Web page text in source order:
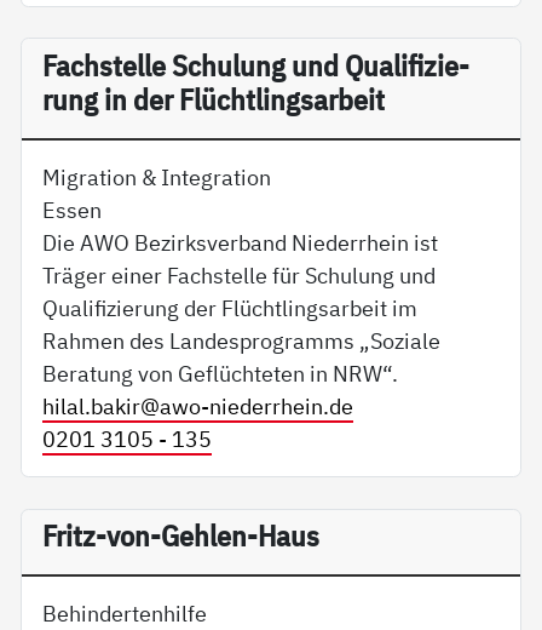
Fach­s­tel­le Schu­lung und Qua­li­fi­zie­
rung in der Flücht­lings­ar­beit
Migration & Integration
Essen
Die AWO Bezirksverband Niederrhein ist
Träger einer Fachstelle für Schulung und
Qualifizierung der Flüchtlingsarbeit im
Rahmen des Landesprogramms „Soziale
Beratung von Geflüchteten in NRW“.
hilal.bakir@awo-niederrhein.de
0201 3105 - 135
Fritz-von-Gehlen-Haus
Behindertenhilfe